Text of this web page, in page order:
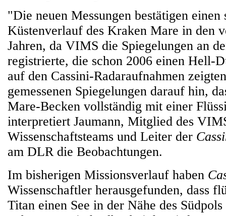
"Die neuen Messungen bestätigen einen
Küstenverlauf des Kraken Mare in den
Jahren, da VIMS die Spiegelungen an
registrierte, die schon 2006 einen Hell-
auf den Cassini-Radaraufnahmen
gemessenen Spiegelungen darauf hin,
Mare-Becken vollständig mit einer
interpretiert Jaumann, Mitglied des
Wissenschaftsteams und Leiter der
am DLR die Beobachtungen.
Im bisherigen Missionsverlauf haben
Wissenschaftler herausgefunden, dass
Titan einen See in der Nähe des